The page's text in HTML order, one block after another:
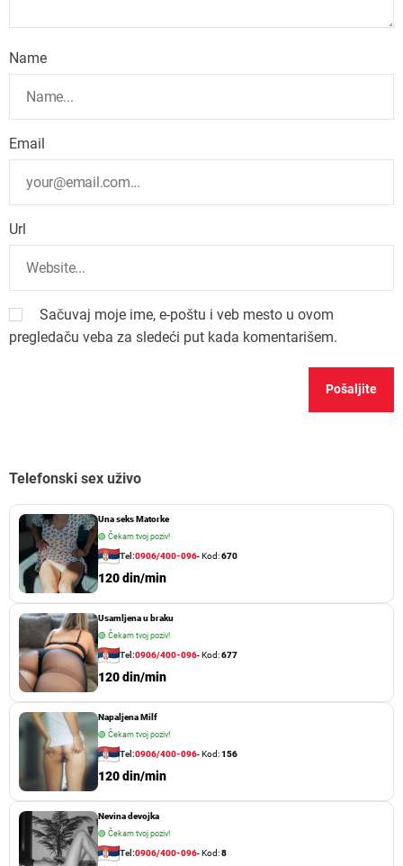
Name
Email
Url
Sačuvaj moje ime, e-poštu i veb mesto u ovom
pregledaču veba za sledeći put kada komentarišem.
Telefonski sex uživo
Una seks Matorke
🟢 Čekam tvoj poziv!
Tel:0906/400-096- Kod:670
120 din/min
Usamljena u braku
🟢 Čekam tvoj poziv!
Tel:0906/400-096- Kod:677
120 din/min
Napaljena Milf
🟢 Čekam tvoj poziv!
Tel:0906/400-096- Kod:156
120 din/min
Nevina devojka
🟢 Čekam tvoj poziv!
Tel:0906/400-096- Kod:8